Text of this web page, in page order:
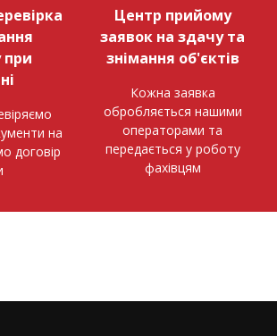
при
на
договір
Центр прийому
заявок на здачу та
знімання об'єктів
Кожна заявка
обробляється нашими
операторами та
передається у роботу
фахівцям